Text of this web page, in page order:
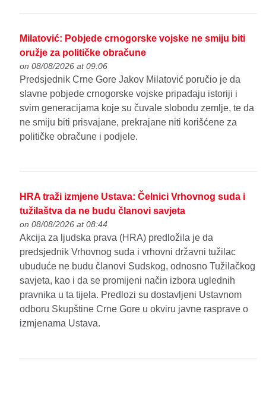
Milatović: Pobjede crnogorske vojske ne smiju biti
oružje za političke obračune
on 08/08/2026 at 09:06
Predsjednik Crne Gore Jakov Milatović poručio je da
slavne pobjede crnogorske vojske pripadaju istoriji i
svim generacijama koje su čuvale slobodu zemlje, te da
ne smiju biti prisvajane, prekrajane niti korišćene za
političke obračune i podjele.
HRA traži izmjene Ustava: Čelnici Vrhovnog suda i
tužilaštva da ne budu članovi savjeta
on 08/08/2026 at 08:44
Akcija za ljudska prava (HRA) predložila je da
predsjednik Vrhovnog suda i vrhovni državni tužilac
ubuduće ne budu članovi Sudskog, odnosno Tužilačkog
savjeta, kao i da se promijeni način izbora uglednih
pravnika u ta tijela. Predlozi su dostavljeni Ustavnom
odboru Skupštine Crne Gore u okviru javne rasprave o
izmjenama Ustava.